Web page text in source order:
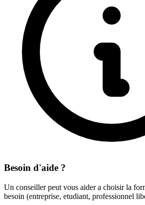
Besoin d'aide ?
Un conseiller peut vous aider a choisir la
besoin (entreprise, etudiant, professionnel